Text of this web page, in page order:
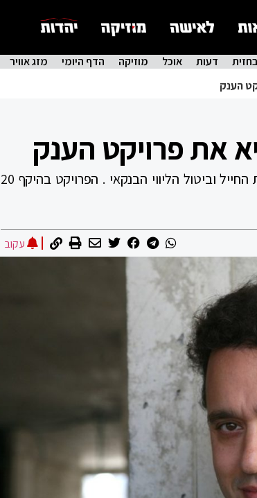
דעות אוכל מוזיקה הדף היומי מזג אוויר
הענק
את פרויקט הענק
יעקב גורסד הורה על הקפאת הפרויקט בראול ולנברג 16 רמת החייל וביטול הליווי הבנקאי . הפרויקט בהיקף 20
עקוב